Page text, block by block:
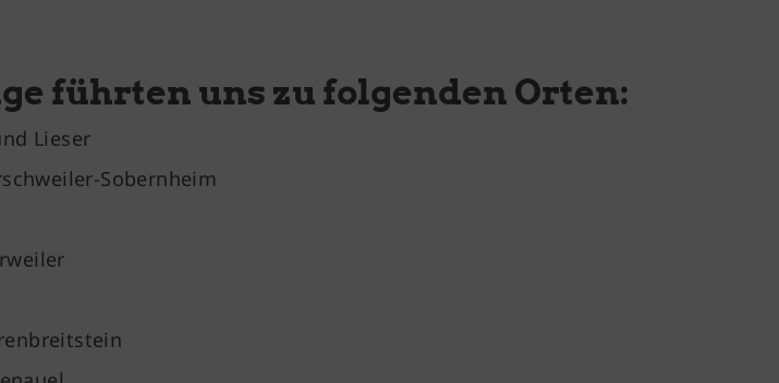
führten uns zu folgenden Orten:
Lieser
Sobernheim